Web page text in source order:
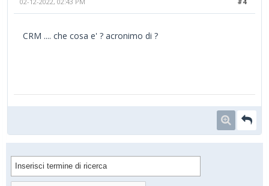
CRM .... che cosa e' ? acronimo di ?